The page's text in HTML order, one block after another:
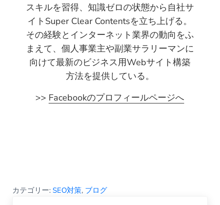
スキルを習得、知識ゼロの状態から自社サ
イトSuper Clear Contentsを立ち上げる。
その経験とインターネット業界の動向をふ
まえて、個人事業主や副業サラリーマンに
向けて最新のビジネス用Webサイト構築
方法を提供している。
>> Facebookのプロフィールページへ
カテゴリー: SEO対策, ブログ